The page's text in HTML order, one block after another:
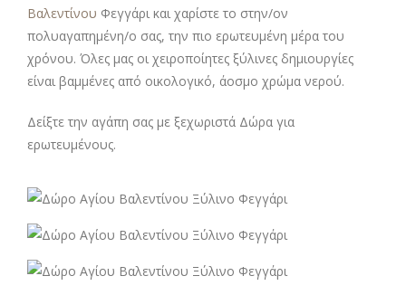
Βαλεντίνου Φεγγάρι και χαρίστε το στην/ον
πολυαγαπημένη/ο σας, την πιο ερωτευμένη μέρα του
χρόνου. Όλες μας οι χειροποίητες ξύλινες δημιουργίες
είναι βαμμένες από οικολογικό, άοσμο χρώμα νερού.
Δείξτε την αγάπη σας με ξεχωριστά Δώρα για
ερωτευμένους.